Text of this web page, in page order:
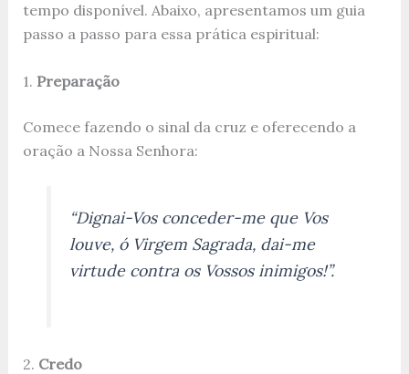
tempo disponível. Abaixo, apresentamos um guia
passo a passo para essa prática espiritual:
1. Preparação
Comece fazendo o sinal da cruz e oferecendo a
oração a Nossa Senhora:
“Dignai-Vos conceder-me que Vos
louve, ó Virgem Sagrada, dai-me
virtude contra os Vossos inimigos!”.
2. Credo